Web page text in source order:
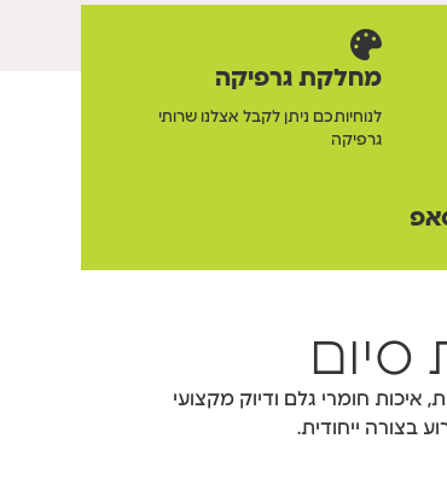
מחלקת גרפיקה
לנוחיותכם ניתן לקבל אצלנו שרותי
גרפיקה
איכות חומרי גלם ודיוק מקצועי
בצורה ייחודית.